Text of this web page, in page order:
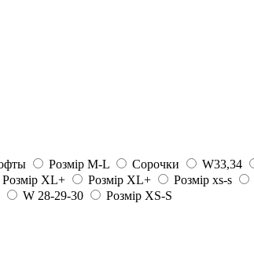
Розмір M-L Сорочки W33,34
Розмір XL+ Розмір XL+ Розмір xs-s
W 28-29-30 Розмір XS-S